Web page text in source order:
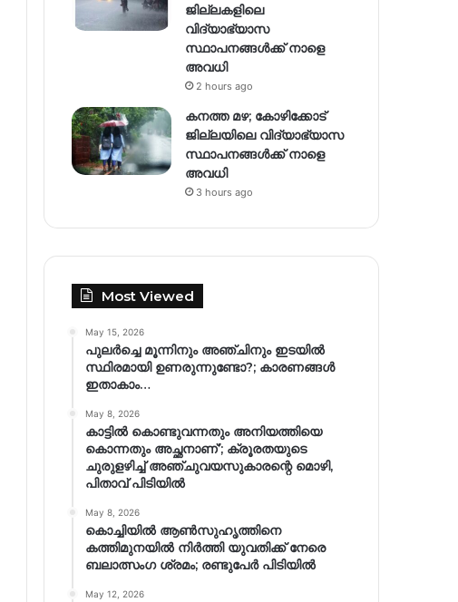
ജില്ലകളിലെ
വിദ്യാഭ്യാസ
സ്ഥാപനങ്ങൾക്ക് നാളെ
അവധി
2 hours ago
കനത്ത മഴ; കോഴിക്കോട്
ജില്ലയിലെ വിദ്യാഭ്യാസ
സ്ഥാപനങ്ങൾക്ക് നാളെ
അവധി
3 hours ago
Most Viewed
May 15, 2026
പുലർച്ചെ മൂന്നിനും അഞ്ചിനും ഇടയിൽ
സ്ഥിരമായി ഉണരുന്നുണ്ടോ?; കാരണങ്ങള്‍
ഇതാകാം…
May 8, 2026
കാട്ടിൽ കൊണ്ടുവന്നതും അനിയത്തിയെ
കൊന്നതും അച്ഛനാണ്’; ക്രൂരതയുടെ
ചുരുളഴിച്ച് അഞ്ചുവയസുകാരന്റെ മൊഴി,
പിതാവ് പിടിയിൽ
May 8, 2026
കൊച്ചിയിൽ ആൺസുഹൃത്തിനെ
കത്തിമുനയിൽ നിർത്തി യുവതിക്ക് നേരെ
ബലാത്സംഗ​ ശ്രമം; രണ്ടുപേർ പിടിയിൽ
May 12, 2026